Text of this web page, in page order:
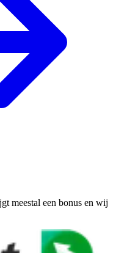
meestal een bonus en wij